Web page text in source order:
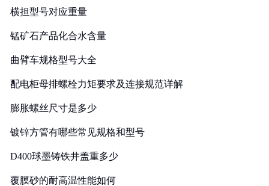
横担型号对应重量
锰矿石产品化合水含量
曲臂车规格型号大全
配电柜母排螺栓力矩要求及连接规范详解
膨胀螺丝尺寸是多少
镀锌方管有哪些常见规格和型号
D400球墨铸铁井盖重多少
覆膜砂的耐高温性能如何